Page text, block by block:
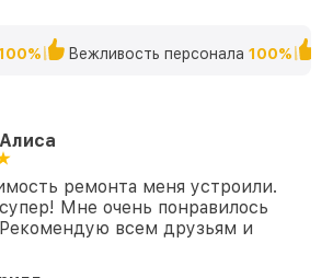
Вежливость персонала 100%
ремонта меня устроили.
Мне очень понравилось
всем друзьям и